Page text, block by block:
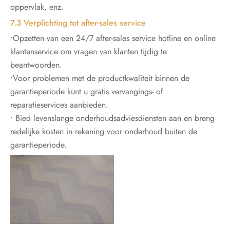
oppervlak, enz.
7.3 Verplichting tot after-sales service
•Opzetten van een 24/7 after-sales service hotline en online
klantenservice om vragen van klanten tijdig te
beantwoorden.
•Voor problemen met de productkwaliteit binnen de
garantieperiode kunt u gratis vervangings- of
reparatieservices aanbieden.
• Bied levenslange onderhoudsadviesdiensten aan en breng
redelijke kosten in rekening voor onderhoud buiten de
garantieperiode.